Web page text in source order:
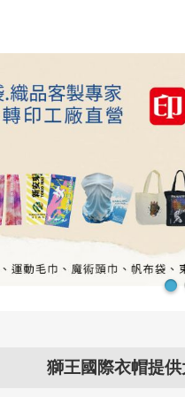
際衣帽提供大小團體